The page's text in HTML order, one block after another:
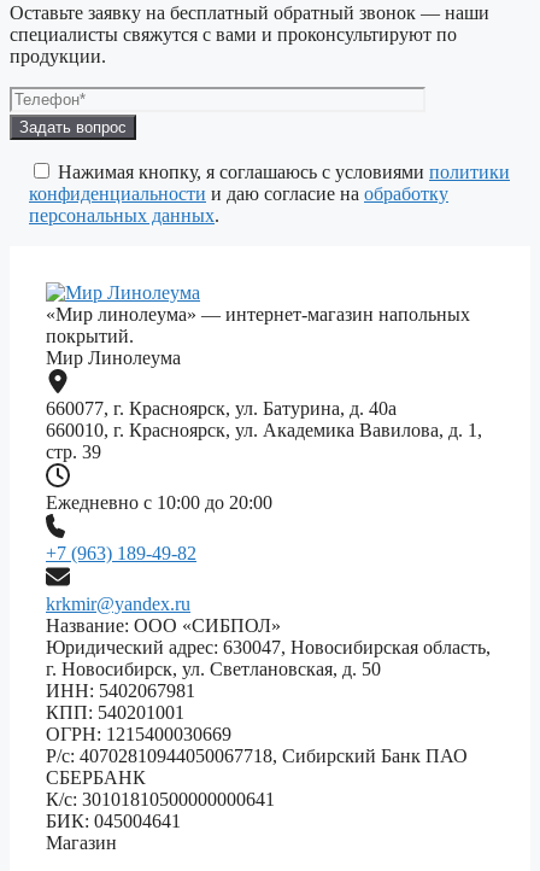
Оставьте заявку на бесплатный обратный звонок — наши
специалисты свяжутся с вами и проконсультируют по
продукции.
Оставьте
это
поле
пустым.
Нажимая кнопку, я соглашаюсь с условиями политики
конфиденциальности и даю согласие на обработку
персональных данных.
«Мир линолеума» — интернет-магазин напольных
покрытий.
Мир Линолеума
660077, г. Красноярск, ул. Батурина, д. 40а
660010, г. Красноярск, ул. Академика Вавилова, д. 1,
стр. 39
Ежедневно с 10:00 до 20:00
+7 (963) 189-49-82
krkmir@yandex.ru
Название: ООО «СИБПОЛ»
Юридический адрес: 630047, Новосибирская область,
г. Новосибирск, ул. Светлановская, д. 50
ИНН: 5402067981
КПП: 540201001
ОГРН: 1215400030669
Р/с: 40702810944050067718, Сибирский Банк ПАО
СБЕРБАНК
К/с: 30101810500000000641
БИК: 045004641
Магазин